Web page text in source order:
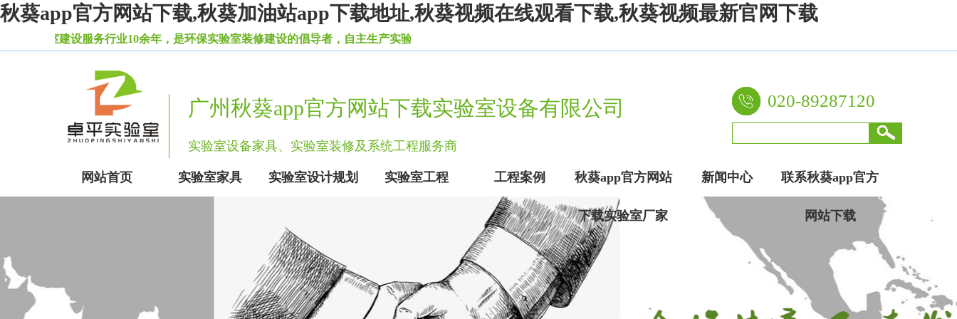
秋葵app官方网站下载,秋葵加油站app下载地址,秋葵视频在线观看下载,秋葵视频最新官网下载
室建设服务行业10余年，是环保实验室装修建设的倡导者，自主生产实验室秋葵加油站app下载地址柜、秋葵视频在线观看下载等一系列实验室设备家具。
广州秋葵app官方网站下载实验室设备有限公司
实验室设备家具、实验室装修及系统工程服务商
020-89287120
网站首页 实验室家具 实验室设计规划 实验室工程 工程案例 秋葵app官方网站
下载实验室厂家
新闻中心 联系秋葵app官方
网站下载